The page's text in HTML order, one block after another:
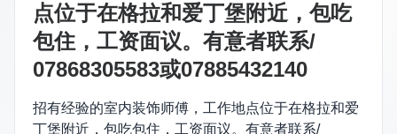
点位于在格拉和爱丁堡附近，包吃
包住，工资面议。有意者联系/
07868305583或07885432140
招有经验的室内装饰师傅，工作地点位于在格拉和爱
丁堡附近，包吃包住，工资面议。有意者联系/